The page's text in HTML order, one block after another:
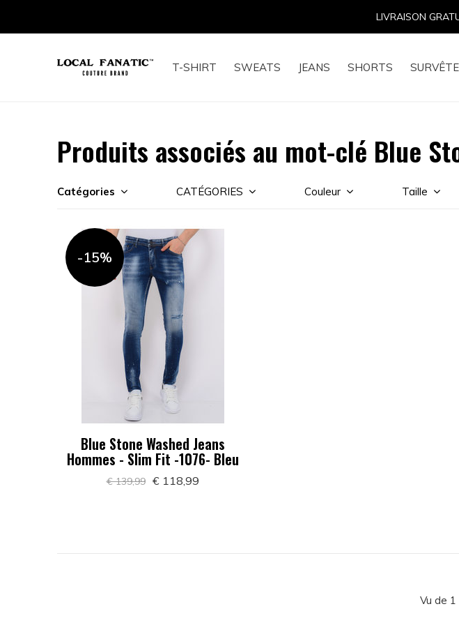
T-SHIRT SWEATS JEANS SHORTS
LIVRAISON
Produits associés au mot-clé Blue
Catégories CATÉGORIES Couleur Taille
-15%
Blue Stone Washed Jeans
Hommes - Slim Fit -1076- Bleu
€ 139,99 € 118,99
Vu de